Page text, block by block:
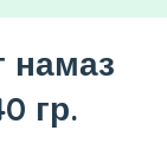
намаз
гр.